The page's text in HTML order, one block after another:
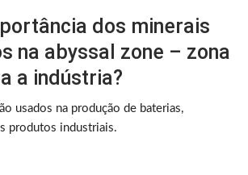
dos minerais
na abyssal zone – zona
a indústria?
usados na produção de baterias,
produtos industriais.